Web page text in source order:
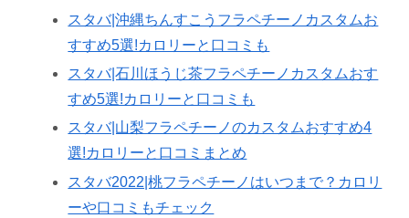
スタバ|沖縄ちんすこうフラペチーノカスタムお
すすめ5選!カロリーと口コミも
スタバ|石川ほうじ茶フラペチーノカスタムおす
すめ5選!カロリーと口コミも
スタバ|山梨フラペチーノのカスタムおすすめ4
選!カロリーと口コミまとめ
スタバ2022|桃フラペチーノはいつまで？カロリ
ーや口コミもチェック